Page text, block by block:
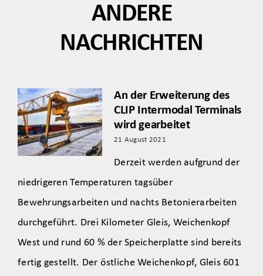
ANDERE
NACHRICHTEN
An der Erweiterung des
CLIP Intermodal Terminals
wird gearbeitet
21 August 2021
Derzeit werden aufgrund der
niedrigeren Temperaturen tagsüber
Bewehrungsarbeiten und nachts Betonierarbeiten
durchgeführt. Drei Kilometer Gleis, Weichenkopf
West und rund 60 % der Speicherplatte sind bereits
fertig gestellt. Der östliche Weichenkopf, Gleis 601